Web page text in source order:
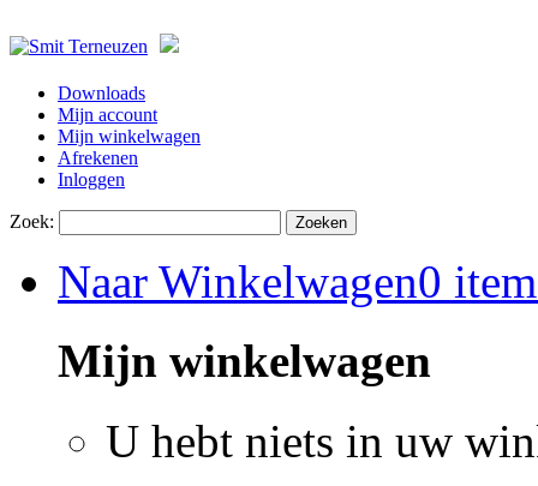
Downloads
Mijn account
Mijn winkelwagen
Afrekenen
Inloggen
Zoek: Zoeken
Naar Winkelwagen0
Mijn winkelwagen
U hebt niets in uw